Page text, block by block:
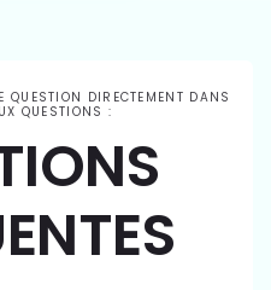
QUESTION DIRECTEMENT DANS
QUESTIONS :